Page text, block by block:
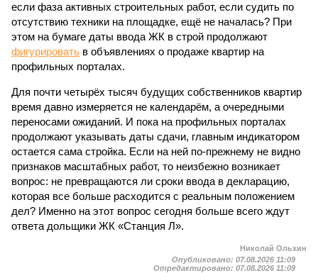
если фаза активных строительных работ, если судить по
отсутствию техники на площадке, ещё не началась? При
этом на бумаге даты ввода ЖК в строй продолжают
фигурировать в объявлениях о продаже квартир на
профильных порталах.
Для почти четырёх тысяч будущих собственников квартир
время давно измеряется не календарём, а очередными
переносами ожиданий. И пока на профильных порталах
продолжают указывать даты сдачи, главным индикатором
остается сама стройка. Если на ней по-прежнему не видно
признаков масштабных работ, то неизбежно возникает
вопрос: не превращаются ли сроки ввода в декларацию,
которая все больше расходится с реальным положением
дел? Именно на этот вопрос сегодня больше всего ждут
ответа дольщики ЖК «Станция Л».
Николай Ольхин
Опубликовано: 07.08.2026 11:09
Отредактировано: 07.08.2026 11:09